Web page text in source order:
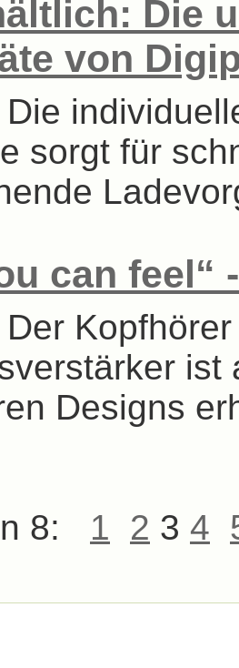
Die
von
Die
sorgt für
can feel“
Der
Designs
8: 1 2 3 4